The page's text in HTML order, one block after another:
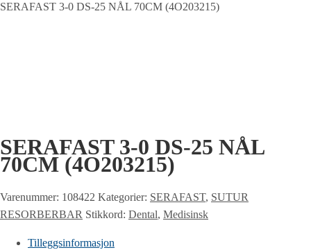
SERAFAST 3-0 DS-25 NÅL 70CM (4O203215)
SERAFAST 3-0 DS-25 NÅL
70CM (4O203215)
Varenummer: 108422 Kategorier: SERAFAST, SUTUR
RESORBERBAR Stikkord: Dental, Medisinsk
Tilleggsinformasjon